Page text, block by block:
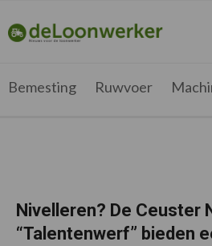
de
hoofdnavigatie
de
hoofd
de
eerste
de
voettekst
deloonwerker.be
Bemesting Ruwvoer
Nivelleren? De Ceuster
“Talentenwerf” bieden